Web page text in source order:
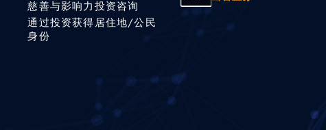
慈善与影响力投资咨询
通过投资获得居住地/公民
身份